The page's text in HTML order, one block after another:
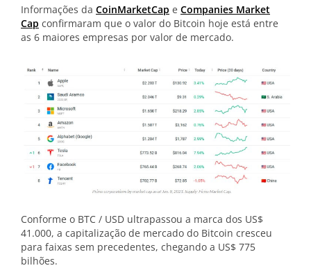
Informações da CoinMarketCap e Companies Market
Cap confirmaram que o valor do Bitcoin hoje está entre
as 6 maiores empresas por valor de mercado.
Conforme o BTC / USD ultrapassou a marca dos US$
41.000, a capitalização de mercado do Bitcoin cresceu
para faixas sem precedentes, chegando a US$ 775
bilhões.